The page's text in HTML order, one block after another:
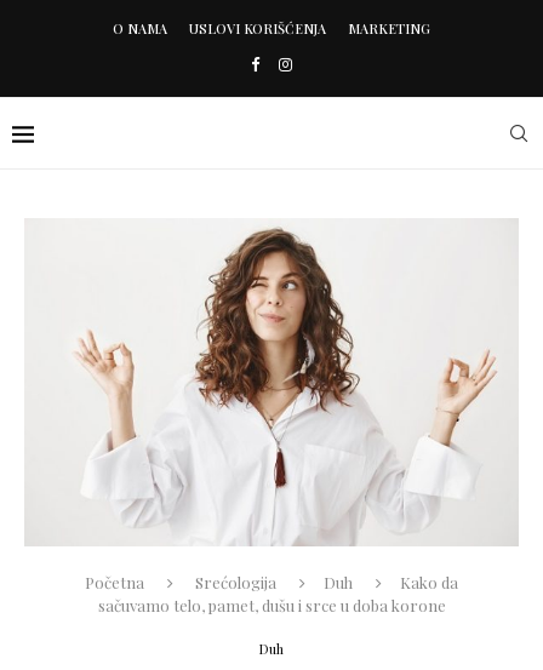
O NAMA USLOVI KORIŠĆENJA MARKETING
Početna Srećologija Duh
Kako da
sačuvamo telo, pamet, dušu i srce u doba korone
Duh